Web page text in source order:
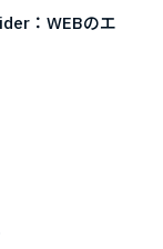
：WEBのエ